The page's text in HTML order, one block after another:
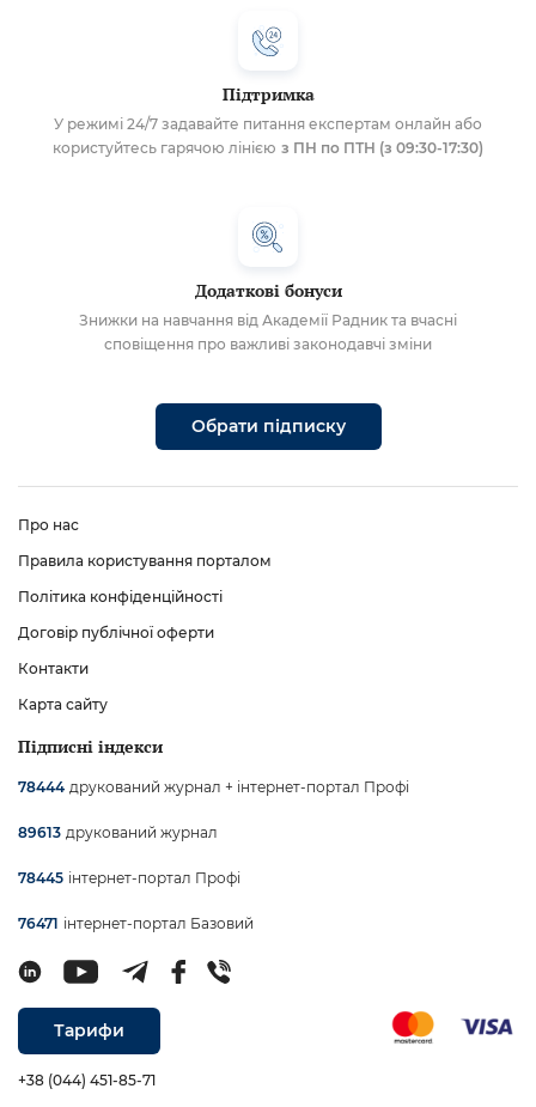
Підтримка
У режимі 24/7 задавайте питання експертам онлайн або
користуйтесь гарячою лінією з ПН по ПТН (з 09:30-17:30)
Додаткові бонуси
Знижки на навчання від Академії Радник та вчасні
сповіщення про важливі законодавчі зміни
Обрати підписку
Про нас
Правила користування порталом
Політика конфіденційності
Договір публічної оферти
Контакти
Карта сайту
Підписні індекси
78444 друкований журнал + інтернет-портал Профі
89613 друкований журнал
78445 інтернет-портал Профі
76471 інтернет-портал Базовий
Тарифи
+38 (044) 451-85-71